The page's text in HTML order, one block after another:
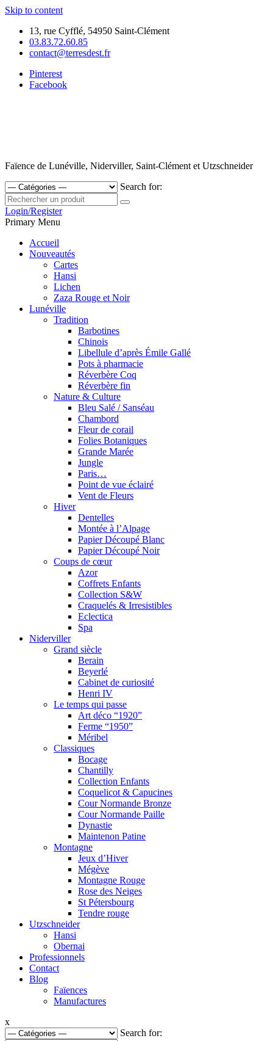
Skip to content
13, rue Cyfflé, 54950 Saint-Clément
03.83.72.60.85
contact@terresdest.fr
Pinterest
Facebook
Faïence de Lunéville, Niderviller, Saint-Clément et Utzschneider
Search for:
Login/Register
Primary Menu
Accueil
Nouveautés
Cartes
Hansi
Lichen
Zaza Rouge et Noir
Lunéville
Tradition
Barbotines
Chinois
Libellule d’après Émile Gallé
Pots à pharmacie
Réverbère Coq
Réverbère fin
Nature & Culture
Bleu Salé / Sanséau
Chambord
Fleur de corail
Folies Botaniques
Grande Marée
Jungle
Paris…
Point de vue éclairé
Vent de Fleurs
Hiver
Dentelles
Montée à l’Alpage
Papier Découpé Blanc
Papier Découpé Noir
Coups de cœur
Azor
Coffrets Enfants
Collection S&W
Craquelés & Irresistibles
Eclectica
Spa
Niderviller
Grand siècle
Berain
Beyerlé
Cabinet de curiosité
Henri IV
Le temps qui passe
Art déco “1920”
Ferme “1950”
Méribel
Classiques
Bocage
Chantilly
Collection Enfants
Coquelicot & Capucines
Cour Normande Bronze
Cour Normande Paille
Dynastie
Maintenon Patine
Montagne
Jeux d’Hiver
Mégève
Montagne Rouge
Rose des Neiges
St Pétersbourg
Tendre rouge
Utzschneider
Hansi
Obernai
Professionnels
Contact
Blog
Faïences
Manufactures
x
Search for: